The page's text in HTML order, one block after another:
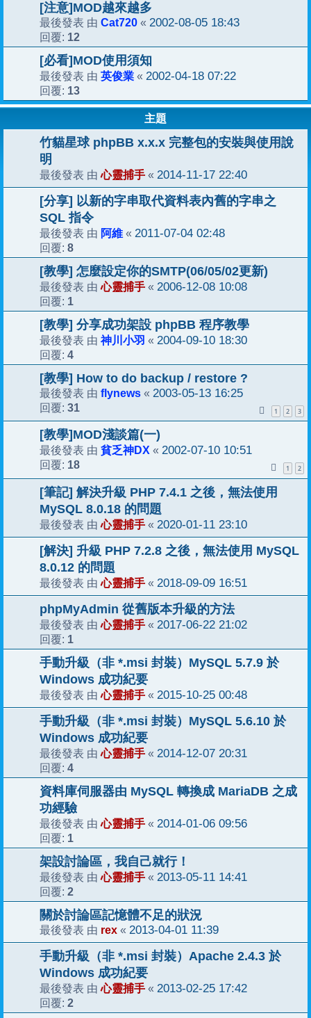
[注意]MOD越來越多
最後發表 由 Cat720 « 2002-08-05 18:43
回覆: 12
[必看]MOD使用須知
最後發表 由 英俊業 « 2002-04-18 07:22
回覆: 13
主題
竹貓星球 phpBB x.x.x 完整包的安裝與使用說
明
最後發表 由心靈捕手 « 2014-11-17 22:40
[分享] 以新的字串取代資料表內舊的字串之
SQL 指令
最後發表 由 阿維 « 2011-07-04 02:48
回覆: 8
[教學] 怎麼設定你的SMTP(06/05/02更新)
最後發表 由心靈捕手 « 2006-12-08 10:08
回覆: 1
[教學] 分享成功架設 phpBB 程序教學
最後發表 由 神川小羽 « 2004-09-10 18:30
回覆: 4
[教學] How to do backup / restore ?
最後發表 由 flynews « 2003-05-13 16:25
回覆: 31 1 2 3
[教學]MOD淺談篇(一)
最後發表 由 貧乏神DX « 2002-07-10 10:51
回覆: 18 1 2
[筆記] 解決升級 PHP 7.4.1 之後，無法使用
MySQL 8.0.18 的問題
最後發表 由心靈捕手 « 2020-01-11 23:10
[解決] 升級 PHP 7.2.8 之後，無法使用 MySQL
8.0.12 的問題
最後發表 由心靈捕手 « 2018-09-09 16:51
phpMyAdmin 從舊版本升級的方法
最後發表 由心靈捕手 « 2017-06-22 21:02
回覆: 1
手動升級（非 *.msi 封裝）MySQL 5.7.9 於
Windows 成功紀要
最後發表 由心靈捕手 « 2015-10-25 00:48
手動升級（非 *.msi 封裝）MySQL 5.6.10 於
Windows 成功紀要
最後發表 由心靈捕手 « 2014-12-07 20:31
回覆: 4
資料庫伺服器由 MySQL 轉換成 MariaDB 之成
功經驗
最後發表 由心靈捕手 « 2014-01-06 09:56
回覆: 1
架設討論區，我自己就行！
最後發表 由心靈捕手 « 2013-05-11 14:41
回覆: 2
關於討論區記憶體不足的狀況
最後發表 由 rex « 2013-04-01 11:39
手動升級（非 *.msi 封裝）Apache 2.4.3 於
Windows 成功紀要
最後發表 由心靈捕手 « 2013-02-25 17:42
回覆: 2